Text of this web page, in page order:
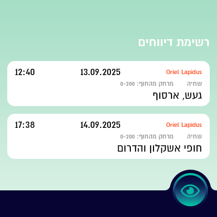
רשימת דיווחים
Oriel Lapidus
13.09.2025
12:40
שחיה מרחק מהחוף: 0-200
געש, ארסוף
Oriel Lapidus
14.09.2025
17:38
שחיה מרחק מהחוף: 0-200
חופי אשקלון והדרום